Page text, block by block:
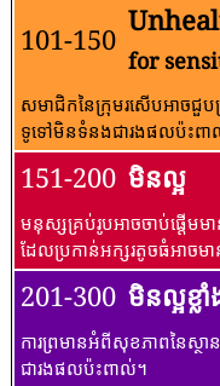
101-150
for
សមាជិកនៃក្រុមរសើបអាច
ទូទៅ​មិន​ទំនង​ជា​រង​ផល​ប៉ះពា
151-200 មិនល្អ
មនុស្សគ្រប់រូបអាចចាប់ផ្តើ
ដែលប្រកាន់អក្សរតូចធំអាចម
201-300 មិនល្អខ្លាំ
ការព្រមានអំពីសុខភាពនៃស្ថ
ជារងផលប៉ះពាល់។